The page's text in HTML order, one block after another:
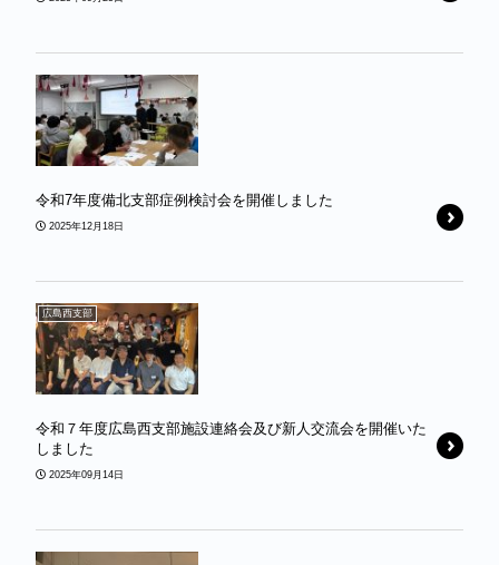
令和7年度備北支部症例検討会を開催しました
2025年12月18日
広島西支部
令和７年度広島西支部施設連絡会及び新人交流会を開催いた
しました
2025年09月14日